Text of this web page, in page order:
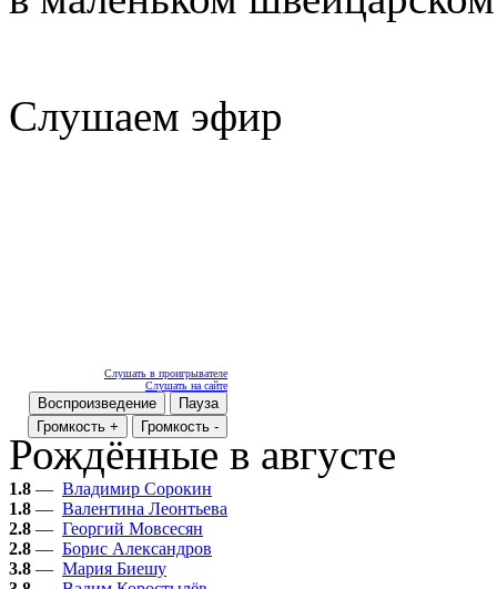
Слушаем эфир
Слушать в проигрывателе
Слушать на сайте
Воспроизведение
Пауза
Громкость +
Громкость -
Рождённые в августе
1.8 — Владимир Сорокин
1.8 — Валентина Леонтьева
2.8 — Георгий Мовсесян
2.8 — Борис Александров
3.8 — Мария Биешу